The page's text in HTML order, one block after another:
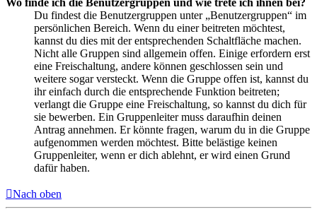
Wo finde ich die Benutzergruppen und wie trete ich ihnen bei?
Du findest die Benutzergruppen unter „Benutzergruppen“ im
persönlichen Bereich. Wenn du einer beitreten möchtest,
kannst du dies mit der entsprechenden Schaltfläche machen.
Nicht alle Gruppen sind allgemein offen. Einige erfordern erst
eine Freischaltung, andere können geschlossen sein und
weitere sogar versteckt. Wenn die Gruppe offen ist, kannst du
ihr einfach durch die entsprechende Funktion beitreten;
verlangt die Gruppe eine Freischaltung, so kannst du dich für
sie bewerben. Ein Gruppenleiter muss daraufhin deinen
Antrag annehmen. Er könnte fragen, warum du in die Gruppe
aufgenommen werden möchtest. Bitte belästige keinen
Gruppenleiter, wenn er dich ablehnt, er wird einen Grund
dafür haben.
Nach oben